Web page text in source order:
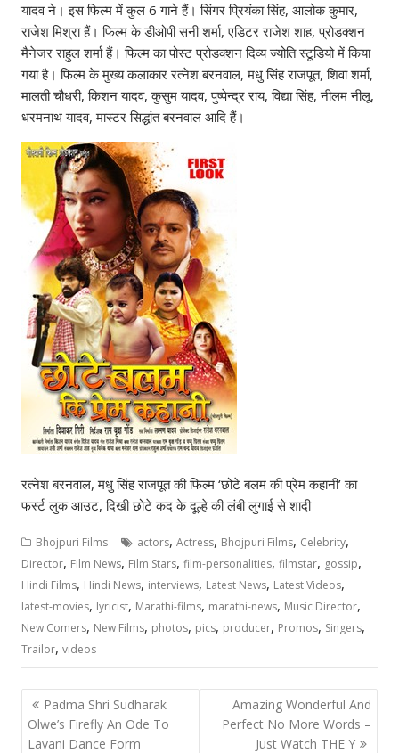
यादव ने। इस फिल्म में कुल 6 गाने हैं। सिंगर प्रियंका सिंह, आलोक कुमार,
राजेश मिश्रा हैं। फिल्म के डीओपी सनी शर्मा, एडिटर राजेश शाह, प्रोडक्शन
मैनेजर राहुल शर्मा हैं। फिल्म का पोस्ट प्रोडक्शन दिव्य ज्योति स्टूडियो में किया
गया है। फिल्म के मुख्य कलाकार रत्नेश बरनवाल, मधु सिंह राजपूत, शिवा शर्मा,
मालती चौधरी, किशन यादव, कुसुम यादव, पुष्पेन्द्र राय, विद्या सिंह, नीलम नीलू,
धरमनाथ यादव, मास्टर सिद्धांत बरनवाल आदि हैं।
रत्नेश बरनवाल, मधु सिंह राजपूत की फिल्म ‘छोटे बलम की प्रेम कहानी’ का
फर्स्ट लुक आउट, दिखी छोटे कद के दूल्हे की लंबी लुगाई से शादी
Bhojpuri Films actors,Actress, Bhojpuri Films, Celebrity,
Director, Film News, Film Stars,film-personalities,filmstar, gossip,
Hindi Films, Hindi News, interviews, Latest News, Latest Videos,
latest-movies, lyricist, Marathi-films, marathi-news, Music Director,
New Comers, New Films, photos, pics, producer, Promos, Singers,
Trailor,videos
Post
navigation
Padma Shri Sudharak
Olwe’s Firefly An Ode To
Lavani Dance Form
Amazing Wonderful And
Perfect No More Words –
Just Watch THE Y